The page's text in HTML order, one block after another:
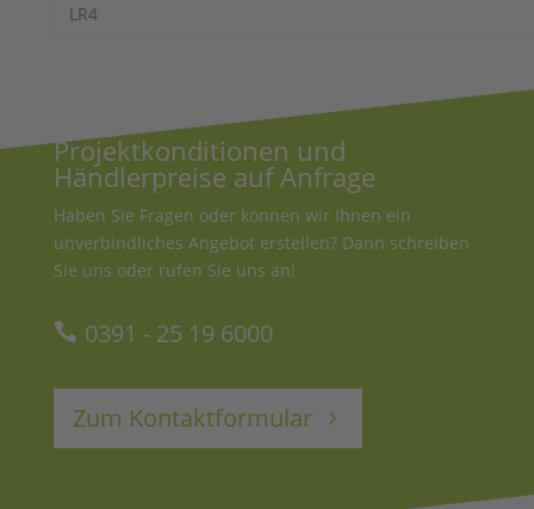
LR4
Projektkonditionen und
Händlerpreise auf Anfrage
Haben Sie Fragen oder können wir Ihnen ein
unverbindliches Angebot erstellen? Dann schreiben
Sie uns oder rufen Sie uns an!
0391 - 25 19 6000
Zum Kontaktformular